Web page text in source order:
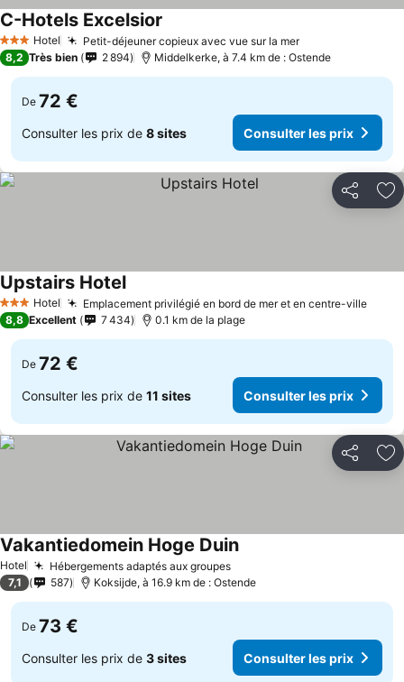
3 ÉtoilesHotel Petit-déjeuner copieux avec vue sur la merConsulter les
C-Hotels Excelsior
8,2 Très bien 2 894 Middelkerke, à 7.4 km de : Ostende
De 72 €
Consulter les prix de 8 sites Consulter les prix
Partager
3 ÉtoilesHotel Emplacement privilégié en bord de mer et en centre-ville
Upstairs HotelConsulter les prix
8,8 Excellent 7 434 0.1 km de la plage
De 72 €
Consulter les prix de 11 sites Consulter les prix
Partager
Hotel Hébergements adaptés aux groupesConsulter les prix
Vakantiedomein Hoge DuinConsulter les prix
7,1 587 Koksijde, à 16.9 km de : Ostende
De 73 €
Consulter les prix de 3 sites Consulter les prix